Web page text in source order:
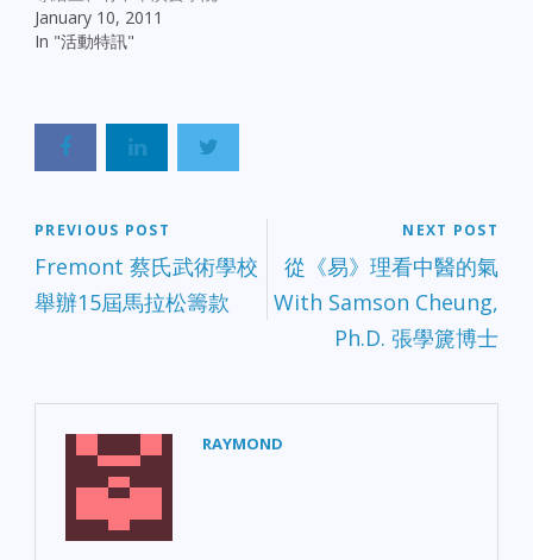
所指導的專業舞蹈等多
項，還有數學和英文閱
January 10, 2011
In "活動特訊"
PREVIOUS POST
Fremont 蔡氏武術學校
舉辦15屆馬拉松籌款
NEXT POST
從《易》理看中醫的氣
With Samson Cheung,
Ph.D. 張學篪博士
RAYMOND